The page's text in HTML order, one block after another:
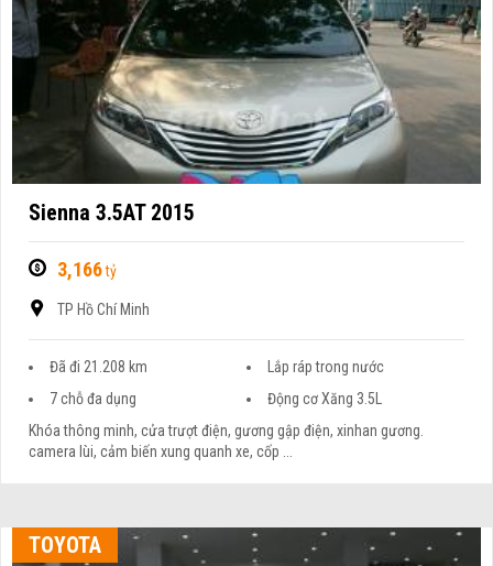
Sienna 3.5AT 2015
3,166tỷ
TP Hồ Chí Minh
Đã đi 21.208 km
Lắp ráp trong nước
7 chỗ đa dụng
Động cơ Xăng 3.5L
Khóa thông minh, cửa trượt điện, gương gập điện, xinhan gương.
camera lùi, cảm biến xung quanh xe, cốp ...
TOYOTA